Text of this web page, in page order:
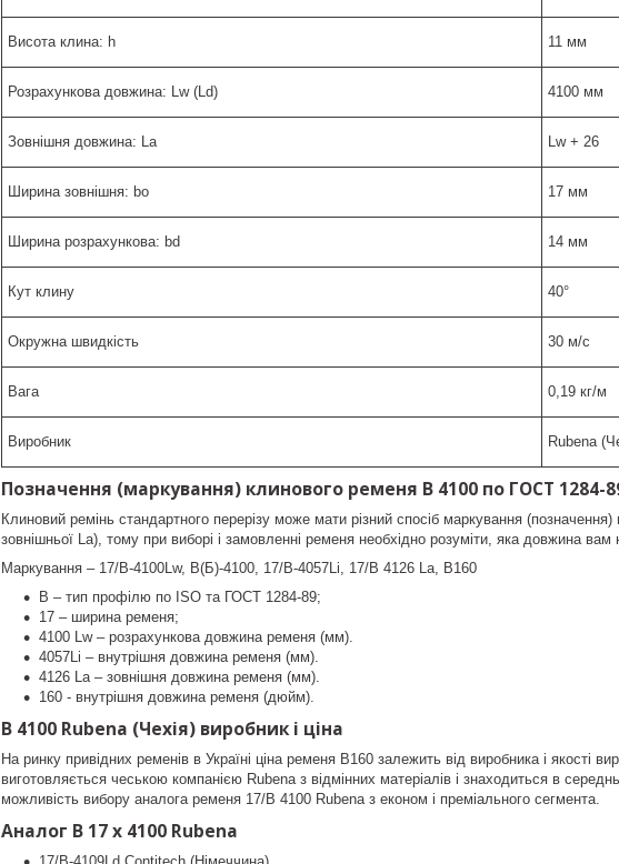
Висота клина: h 11 мм
Розрахункова довжина: Lw (Ld) 4100 мм
Зовнішня довжина: La Lw + 26
Ширина зовнішня: bo 17 мм
Ширина розрахункова: bd 14 мм
Кут клину 40°
Окружна швидкість 30 м/с
Вага 0,19 кг/м
Виробник Rubena
Позначення (маркування) клинового ременя B 4100 по ГОСТ 1284-
Клиновий ремінь стандартного перерізу може мати різний спосіб маркування
зовнішньої La), тому при виборі і замовленні ременя необхідно розуміти, яка довжина вам
Маркування – 17/B-4100Lw, B(Б)-4100, 17/B-4057Li, 17/B 4126 La, B160
B – тип профілю по ISO та ГОСТ 1284-89;
17 – ширина ременя;
4100 Lw – розрахункова довжина ременя (мм).
4057Li – внутрішня довжина ременя (мм).
4126 La – зовнішня довжина ременя (мм).
160 - внутрішня довжина ременя (дюйм).
B 4100 Rubena (Чехія) виробник і ціна
На ринку привідних ременів в Україні ціна ременя B160 залежить від виробника і якості
виготовляється чеською компанією Rubena з відмінних матеріалів і знаходиться в
можливість вибору аналога ременя 17/B 4100 Rubena з економ і преміального сегмента.
Аналог B 17 x 4100 Rubena